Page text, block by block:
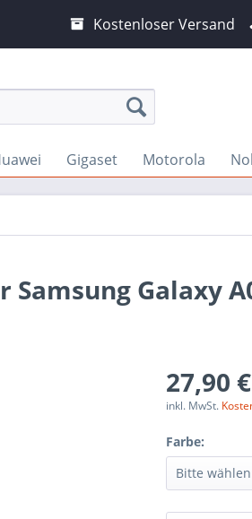
Kostenloser Versand
Gigaset Motorola
Galaxy
27,90
inkl. MwSt.
Farbe: